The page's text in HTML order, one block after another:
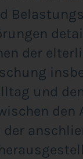
der
und
der